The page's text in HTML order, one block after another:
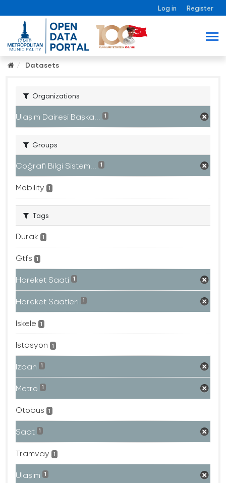
Log in Register
Datasets
Organizations
Ulaşım Dairesi Başka... 1
Groups
Coğrafi Bilgi Sistem... 1
Mobility 1
Tags
Durak 1
Gtfs 1
Hareket Saati 1
Hareket Saatleri 1
Iskele 1
Istasyon 1
Izban 1
Metro 1
Otobüs 1
Saat 1
Tramvay 1
Ulaşım 1